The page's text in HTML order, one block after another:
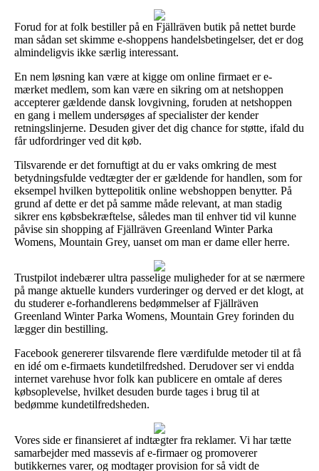
Forud for at folk bestiller på en Fjällräven butik på nettet burde
man sådan set skimme e-shoppens handelsbetingelser, det er dog
almindeligvis ikke særlig interessant.
En nem løsning kan være at kigge om online firmaet er e-
mærket medlem, som kan være en sikring om at netshoppen
accepterer gældende dansk lovgivning, foruden at netshoppen
en gang i mellem undersøges af specialister der kender
retningslinjerne. Desuden giver det dig chance for støtte, ifald du
får udfordringer ved dit køb.
Tilsvarende er det fornuftigt at du er vaks omkring de mest
betydningsfulde vedtægter der er gældende for handlen, som for
eksempel hvilken byttepolitik online webshoppen benytter. På
grund af dette er det på samme måde relevant, at man stadig
sikrer ens købsbekræftelse, således man til enhver tid vil kunne
påvise sin shopping af Fjällräven Greenland Winter Parka
Womens, Mountain Grey, uanset om man er dame eller herre.
Trustpilot indebærer ultra passelige muligheder for at se nærmere
på mange aktuelle kunders vurderinger og derved er det klogt, at
du studerer e-forhandlerens bedømmelser af Fjällräven
Greenland Winter Parka Womens, Mountain Grey forinden du
lægger din bestilling.
Facebook genererer tilsvarende flere værdifulde metoder til at få
en idé om e-firmaets kundetilfredshed. Derudover ser vi endda
internet varehuse hvor folk kan publicere en omtale af deres
købsoplevelse, hvilket desuden burde tages i brug til at
bedømme kundetilfredsheden.
Vores side er finansieret af indtægter fra reklamer. Vi har tætte
samarbejder med massevis af e-firmaer og promoverer
butikkernes varer, og modtager provision for så vidt de